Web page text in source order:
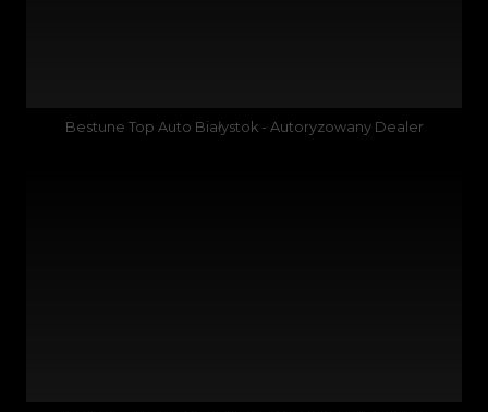
Bestune Top Auto Białystok - Autoryzowany Dealer